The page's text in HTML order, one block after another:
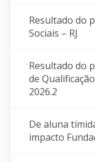
Resultado do
Sociais – RJ
Resultado do
de
2026.2
De aluna
impacto